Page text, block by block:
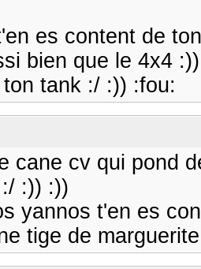
es content de
bien que le 4x4 :))
tank :/ :)) :fou:
cane cv qui pond
:)) :))
yannos t'en es
tige de